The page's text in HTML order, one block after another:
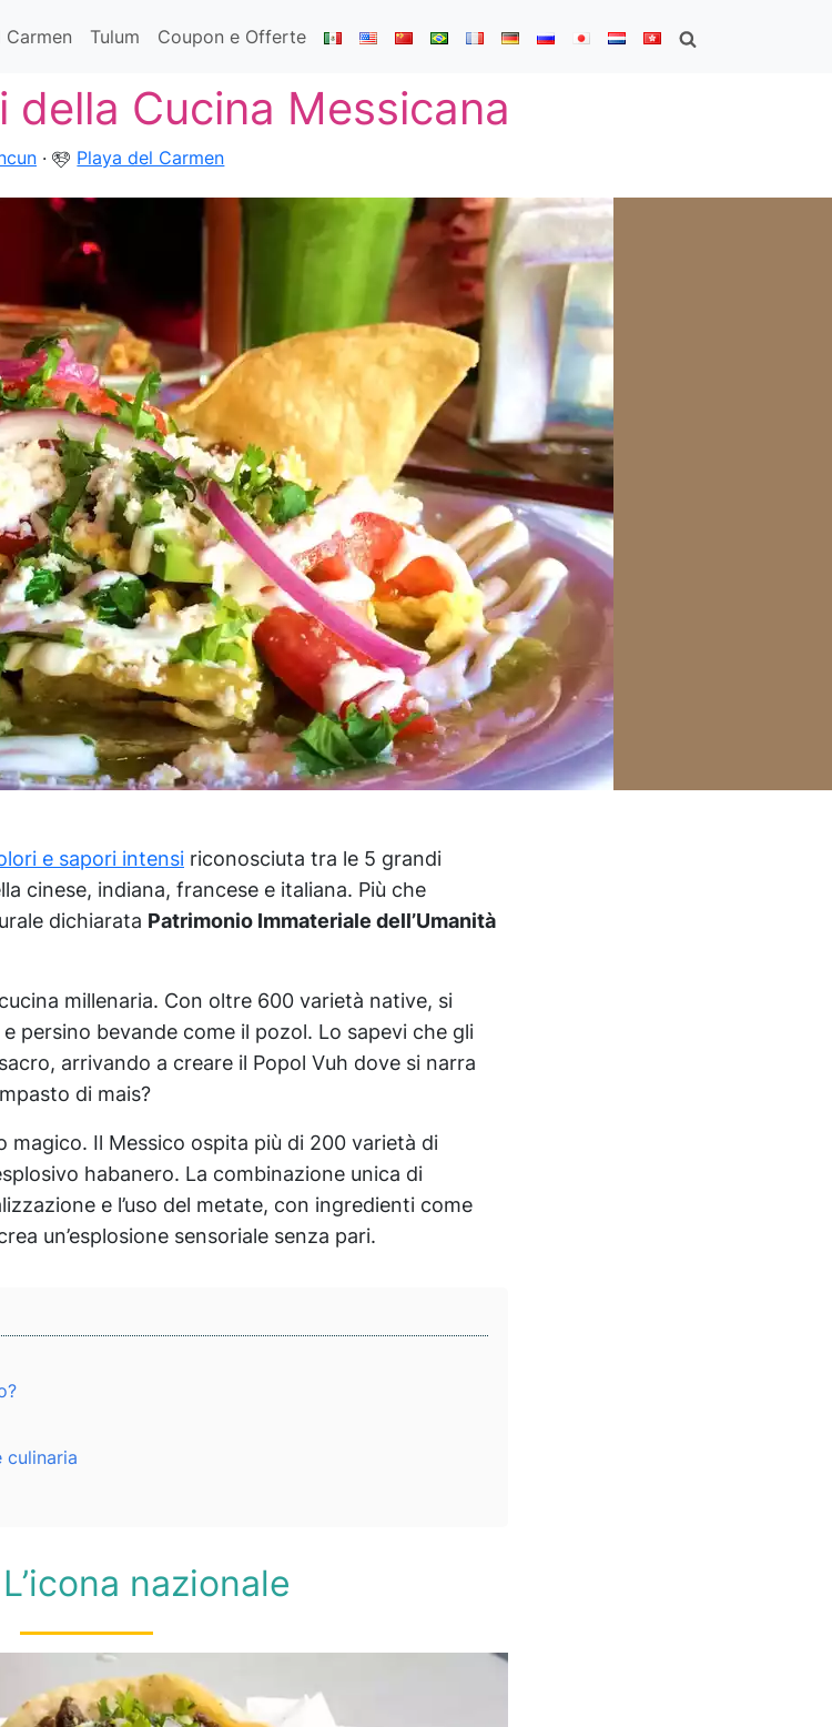
Carmen Tulum Coupon e Offerte
della Cucina Messicana
· Playa del Carmen
e sapori intensi riconosciuta tra le 5 grandi
cinese, indiana, francese e italiana. Più che
dichiarata Patrimonio Immateriale dell’Umanità
millenaria. Con oltre 600 varietà native, si
persino bevande come il pozol. Lo sapevi che gli
arrivando a creare il Popol Vuh dove si narra
di mais?
magico. Il Messico ospita più di 200 varietà di
habanero. La combinazione unica di
e l’uso del metate, con ingredienti come
un’esplosione sensoriale senza pari.
culinaria
nazionale